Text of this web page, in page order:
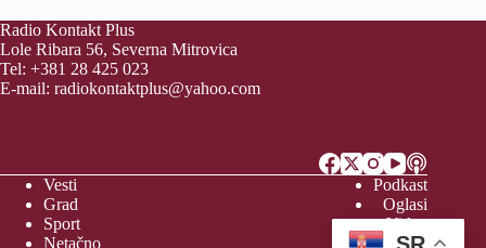
Radio Kontakt Plus
Lole Ribara 56, Severna Mitrovica
Tel: +381 28 425 023
E-mail: radiokontaktplus@yahoo.com
Vesti
Grad
Sport
Netačno
Podkast
Oglasi
Video
Vreme